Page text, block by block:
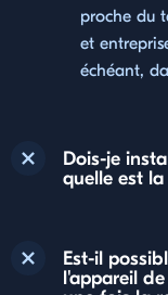
proche du
et
échéant,
Dois-je
quelle est
Est-il
l'appareil